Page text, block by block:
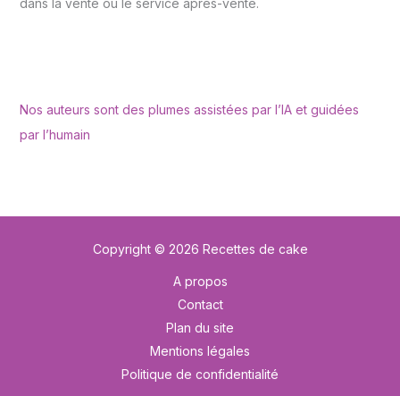
dans la vente ou le service après-vente.
Nos auteurs sont des plumes assistées par l’IA et guidées
par l’humain
Copyright © 2026 Recettes de cake
A propos
Contact
Plan du site
Mentions légales
Politique de confidentialité